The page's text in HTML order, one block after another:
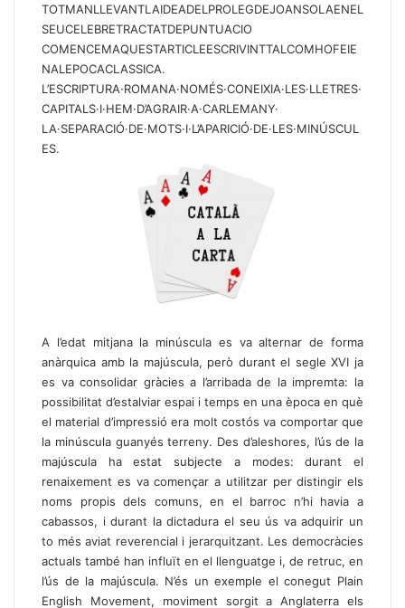
TOTMANLLEVANTLAIDEADELPROLEGDEJOANSOLAENEL
SEUCELEBRETRACTATDEPUNTUACIO
COMENCEMAQUESTARTICLEESCRIVINTTALCOMHOFEIE
NALEPOCACLASSICA.
L’ESCRIPTURA·ROMANA·NOMÉS·CONEIXIA·LES·LLETRES·
CAPITALS·I·HEM·D’AGRAIR·A·CARLEMANY·
LA·SEPARACIÓ·DE·MOTS·I·L’APARICIÓ·DE·LES·MINÚSCUL
ES.
A l’edat mitjana la minúscula es va alternar de forma
anàrquica amb la majúscula, però durant el segle XVI ja
es va consolidar gràcies a l’arribada de la impremta: la
possibilitat d’estalviar espai i temps en una època en què
el material d’impressió era molt costós va comportar que
la minúscula guanyés terreny. Des d’aleshores, l’ús de la
majúscula ha estat subjecte a modes: durant el
renaixement es va començar a utilitzar per distingir els
noms propis dels comuns, en el barroc n’hi havia a
cabassos, i durant la dictadura el seu ús va adquirir un
to més aviat reverencial i jerarquitzant. Les democràcies
actuals també han influït en el llenguatge i, de retruc, en
l’ús de la majúscula. N’és un exemple el conegut Plain
English Movement, moviment sorgit a Anglaterra els